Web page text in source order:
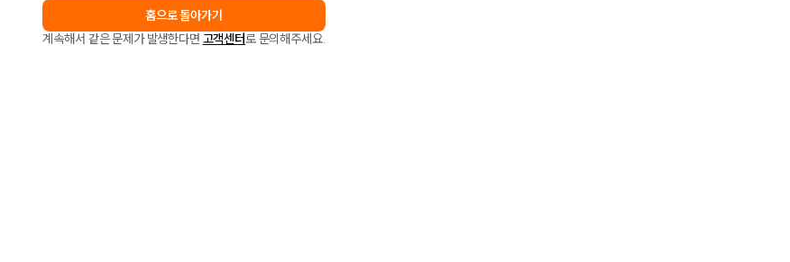
홈으로 돌아가기
계속해서 같은 문제가 발생한다면 고객센터로 문의해주세요.